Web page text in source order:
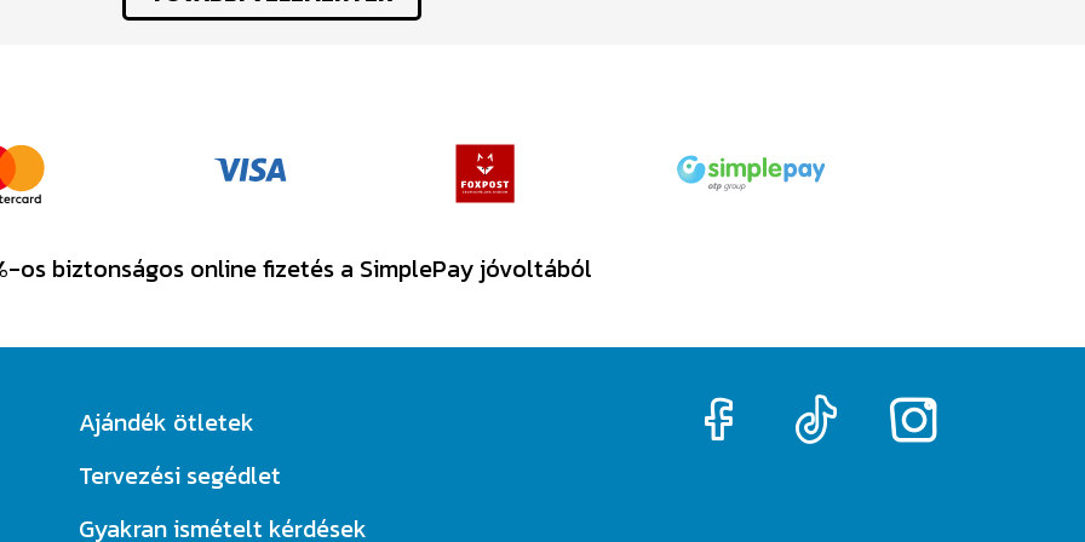
os biztonságos online fizetés a SimplePay jóvoltából
Ajándék ötletek
Tervezési segédlet
Gyakran ismételt kérdések